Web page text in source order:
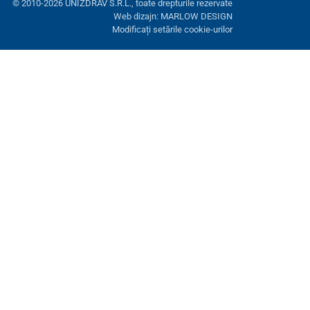
© 2010-2026 UNIZDRAV S.R.L., toate drepturile rezervate
Web dizajn: MARLOW DESIGN
Modificați setările cookie-urilor